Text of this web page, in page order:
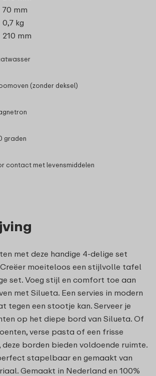
met deze handige 4-delige set
moeiteloos een stijlvolle tafel
set. Voeg stijl en comfort toe aan
met Silueta. Een servies in modern
tegen een stootje kan. Serveer je
op het diepe bord van Silueta. Of
verse pasta of een frisse
borden bieden voldoende ruimte.
stapelbaar en gemaakt van
Gemaakt in Nederland en 100%
70 mm
0,7 kg
210 mm
(zonder deksel)
graden
contact met levensmiddelen